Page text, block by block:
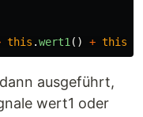
this .wert1 () + this
ausgeführt,
wert1 oder